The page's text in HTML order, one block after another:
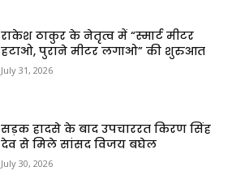
राकेश ठाकुर के नेतृत्व में “स्मार्ट मीटर
हटाओ, पुराने मीटर लगाओ” की शुरुआत
July 31, 2026
सड़क हादसे के बाद उपचाररत किरण सिंह
देव से मिले सांसद विजय बघेल
July 30, 2026